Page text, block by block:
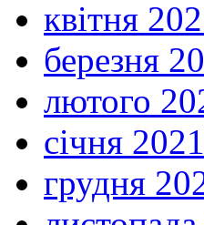
квітня
березня
лютого
січня
грудня